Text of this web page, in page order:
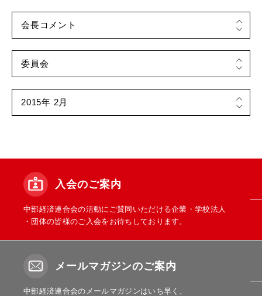
入会のご案内
中部経済連合会の活動にご賛同いただける企業・学校法人
・団体の皆様のご入会をお待ちしております。
メールマガジンのご案内
中部経済連合会のメールマガジンはいち早く、